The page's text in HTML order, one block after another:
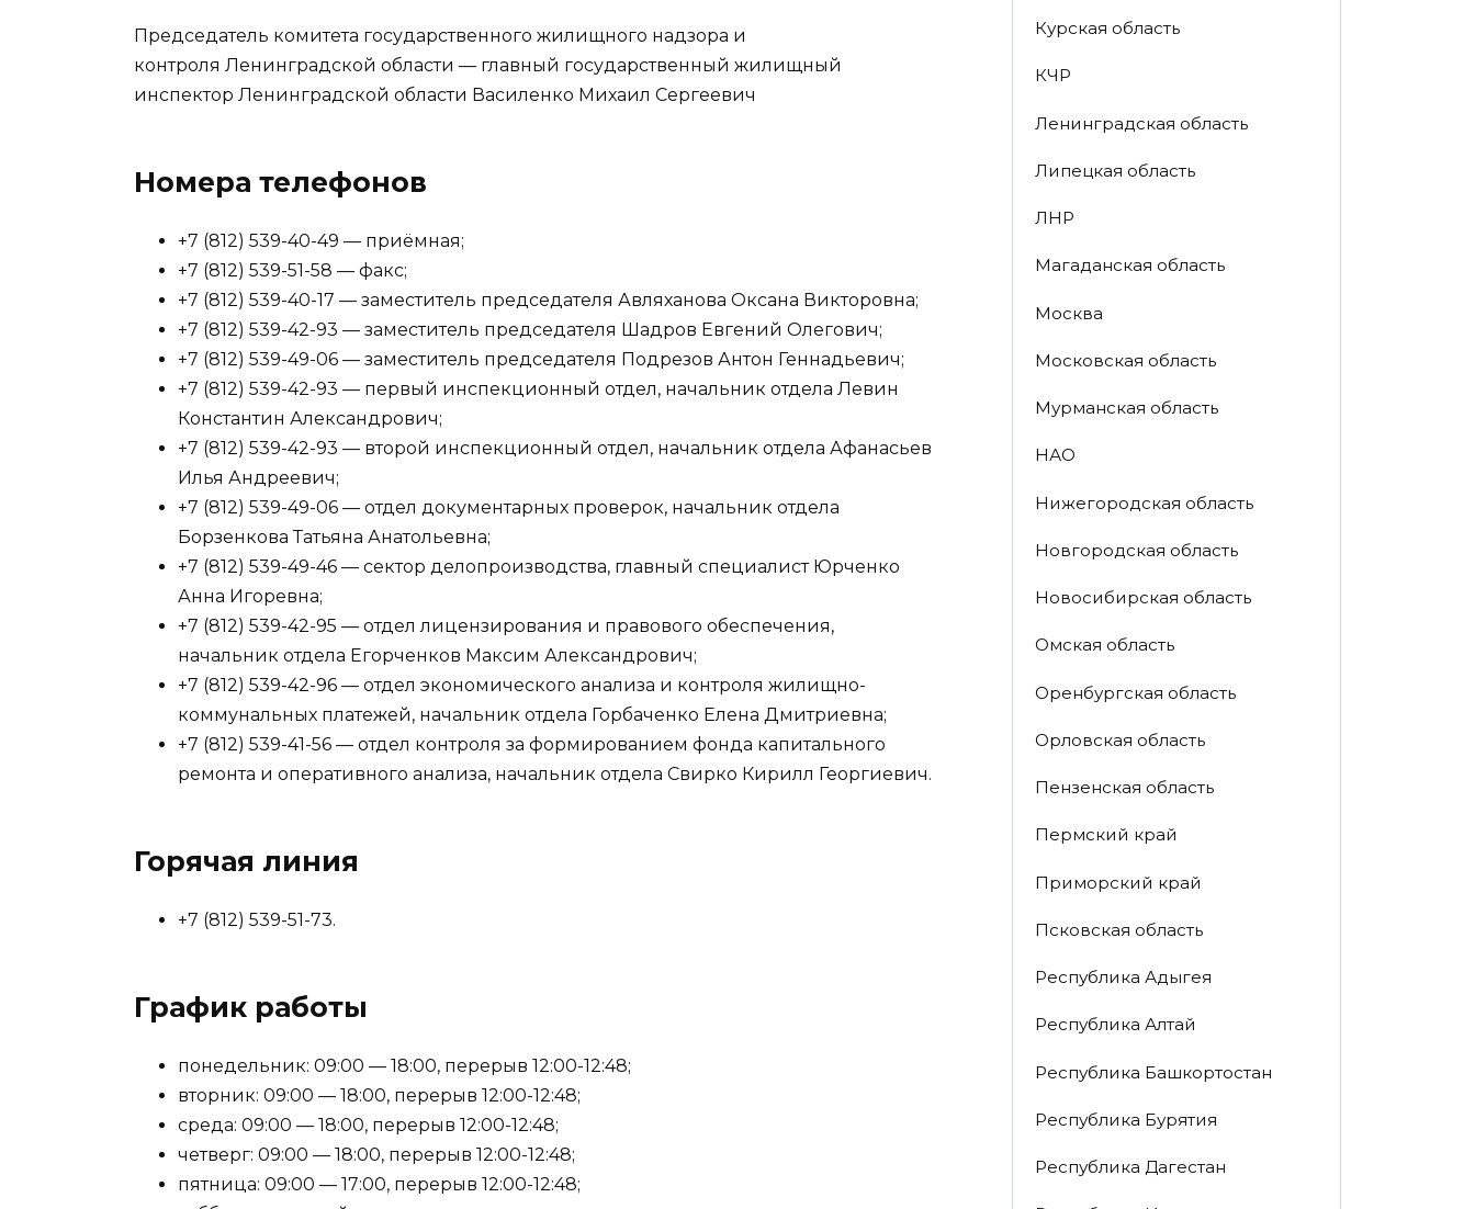
Председатель комитета государственного жилищного надзора и
контроля Ленинградской области — главный государственный жилищный
инспектор Ленинградской области Василенко Михаил Сергеевич
Номера телефонов
+7 (812) 539-40-49 — приёмная;
+7 (812) 539-51-58 — факс;
+7 (812) 539-40-17 — заместитель председателя Авляханова Оксана Викторовна;
+7 (812) 539-42-93 — заместитель председателя Шадров Евгений Олегович;
+7 (812) 539-49-06 — заместитель председателя Подрезов Антон Геннадьевич;
+7 (812) 539-42-93 — первый инспекционный отдел, начальник отдела Левин
Константин Александрович;
+7 (812) 539-42-93 — второй инспекционный отдел, начальник отдела Афанасьев
Илья Андреевич;
+7 (812) 539-49-06 — отдел документарных проверок, начальник отдела
Борзенкова Татьяна Анатольевна;
+7 (812) 539-49-46 — сектор делопроизводства, главный специалист Юрченко
Анна Игоревна;
+7 (812) 539-42-95 — отдел лицензирования и правового обеспечения,
начальник отдела Егорченков Максим Александрович;
+7 (812) 539-42-96 — отдел экономического анализа и контроля жилищно-
коммунальных платежей, начальник отдела Горбаченко Елена Дмитриевна;
+7 (812) 539-41-56 — отдел контроля за формированием фонда капитального
ремонта и оперативного анализа, начальник отдела Свирко Кирилл Георгиевич.
Горячая линия
+7 (812) 539-51-73.
График работы
понедельник: 09:00 — 18:00, перерыв 12:00-12:48;
вторник: 09:00 — 18:00, перерыв 12:00-12:48;
среда: 09:00 — 18:00, перерыв 12:00-12:48;
четверг: 09:00 — 18:00, перерыв 12:00-12:48;
пятница: 09:00 — 17:00, перерыв 12:00-12:48;
Курская область
КЧР
Ленинградская область
Липецкая область
ЛНР
Магаданская область
Москва
Московская область
Мурманская область
НАО
Нижегородская область
Новгородская область
Новосибирская область
Омская область
Оренбургская область
Орловская область
Пензенская область
Пермский край
Приморский край
Псковская область
Республика Адыгея
Республика Алтай
Республика Башкортостан
Республика Бурятия
Республика Дагестан